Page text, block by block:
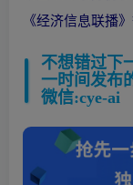
《经济信息联播
不想错过下
一时间发布
微信:cye-ai